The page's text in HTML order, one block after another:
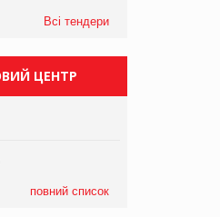
на
збиток у першому півріччі
Всі тендери
ЦЕНТР
повний список